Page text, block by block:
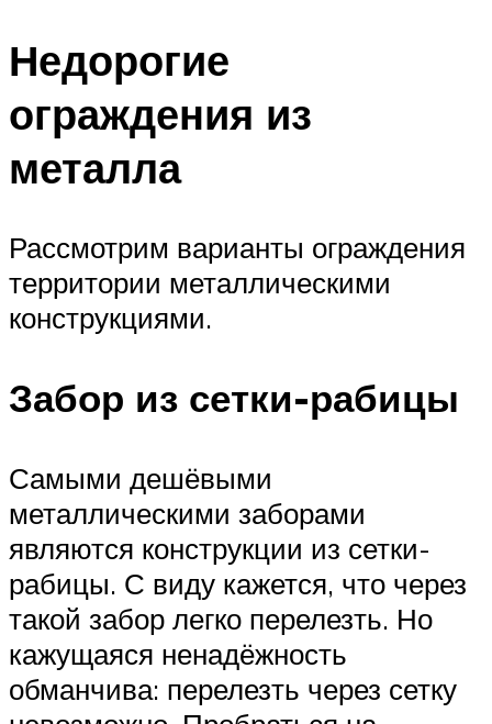
Недорогие
ограждения из
металла
Рассмотрим варианты ограждения
территории металлическими
конструкциями.
Забор из сетки-рабицы
Самыми дешёвыми
металлическими заборами
являются конструкции из сетки-
рабицы. С виду кажется, что через
такой забор легко перелезть. Но
кажущаяся ненадёжность
обманчива: перелезть через сетку